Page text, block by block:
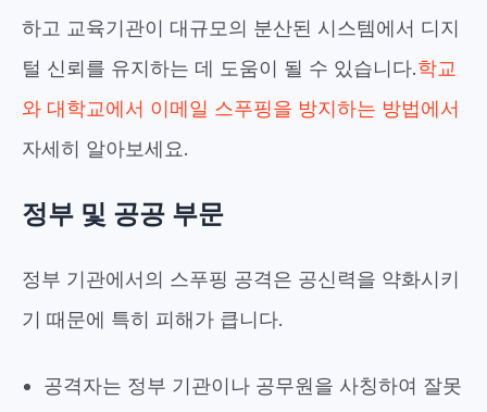
하고 교육기관이 대규모의 분산된 시스템에서 디지
털 신뢰를 유지하는 데 도움이 될 수 있습니다.학교
와 대학교에서 이메일 스푸핑을 방지하는 방법에서
자세히 알아보세요.
정부 및 공공 부문
정부 기관에서의 스푸핑 공격은 공신력을 약화시키
기 때문에 특히 피해가 큽니다.
공격자는 정부 기관이나 공무원을 사칭하여 잘못